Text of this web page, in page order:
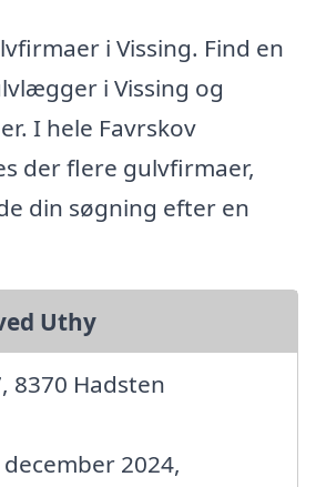
i Vissing. Find en
i Vissing og
I hele Favrskov
der flere gulvfirmaer,
din søgning efter en
Uthy
8370 Hadsten
2024,